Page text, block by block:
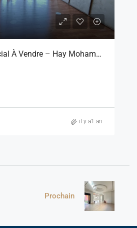
Local Commercial À Vendre – Hay Mohammadi, Agadir-Ida-Ou-Tanane
il y a1 an
Prochain